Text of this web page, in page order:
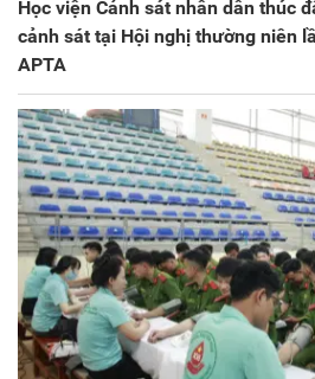
Học viện Cảnh sát nhân dân thúc
cảnh sát tại Hội nghị thường niên
APTA